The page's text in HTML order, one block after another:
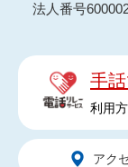
法人番号
手
利用方
アク